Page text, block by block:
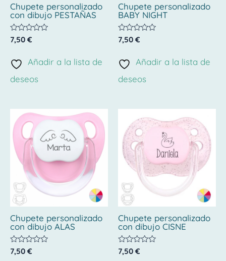
Chupete personalizado
con dibujo PESTAÑAS
Valorado
con
de
5
7,50 €
Añadir a la lista de
deseos
Chupete personalizado
BABY NIGHT
Valorado
con
de
5
7,50 €
Añadir a la lista de
deseos
Chupete personalizado
con dibujo ALAS
Valorado
con
7,50 €
Chupete personalizado
con dibujo CISNE
Valorado
con
7,50 €